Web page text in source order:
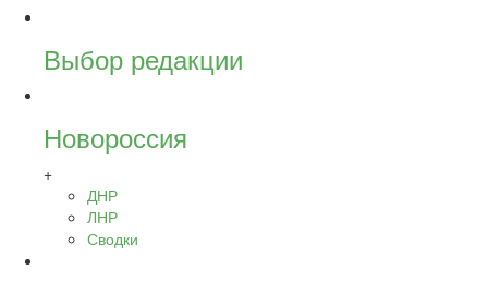
Выбор редакции
Новороссия
+
ДНР
ЛНР
Сводки